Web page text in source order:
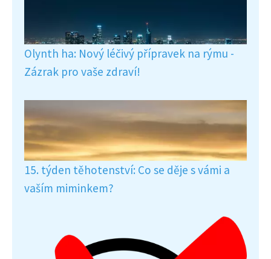
Olynth ha: Nový léčivý přípravek na rýmu -
Zázrak pro vaše zdraví!
15. týden těhotenství: Co se děje s vámi a
vaším miminkem?